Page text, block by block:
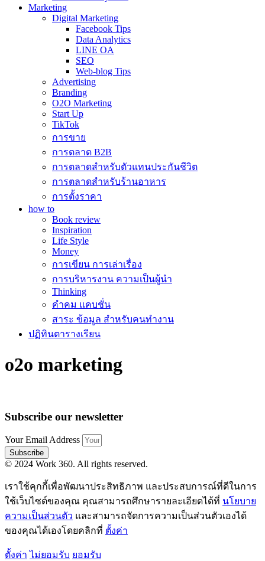
Marketing
Digital Marketing
Facebook Tips
Data Analytics
LINE OA
SEO
Web-blog Tips
Advertising
Branding
O2O Marketing
Start Up
TikTok
การขาย
การตลาด B2B
การตลาดสำหรับตัวแทนประกันชีวิต
การตลาดสำหรับร้านอาหาร
การตั้งราคา
how to
Book review
Inspiration
Life Style
Money
การเขียน การเล่าเรื่อง
การบริหารงาน ความเป็นผู้นำ
Thinking
คำคม แคบชั่น
สาระ ข้อมูล สำหรับคนทำงาน
ปฏิทินตารางเรียน
o2o marketing
Subscribe our newsletter
Your Email Address
Subscribe
© 2024 Work 360. All rights reserved.
เราใช้คุกกี้เพื่อพัฒนาประสิทธิภาพ และประสบการณ์ที่ดีในการ
ใช้เว็บไซต์ของคุณ คุณสามารถศึกษารายละเอียดได้ที่ นโยบาย
ความเป็นส่วนตัว และสามารถจัดการความเป็นส่วนตัวเองได้
ของคุณได้เองโดยคลิกที่ ตั้งค่า
ตั้งค่า ไม่ยอมรับ ยอมรับ